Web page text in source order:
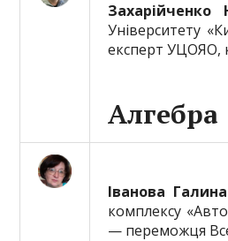
Захарійченко
Університету
експерт УЦОЯО,
Алгебра
Іванова
комплексу
— переможця